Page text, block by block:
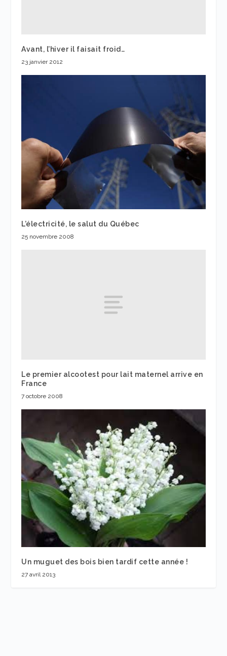
Avant, l’hiver il faisait froid…
23 janvier 2012
L’électricité, le salut du Québec
25 novembre 2008
Le premier alcootest pour lait maternel arrive en
France
7 octobre 2008
Un muguet des bois bien tardif cette année !
27 avril 2013